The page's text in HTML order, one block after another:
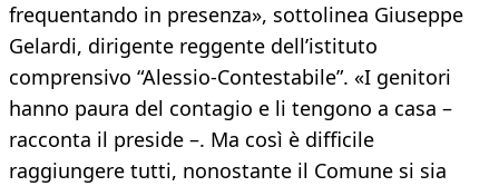
frequentando in presenza», sottolinea Giuseppe
Gelardi, dirigente reggente dell’istituto
comprensivo “Alessio-Contestabile”. «I genitori
hanno paura del contagio e li tengono a casa –
racconta il preside –. Ma così è difficile
raggiungere tutti, nonostante il Comune si sia